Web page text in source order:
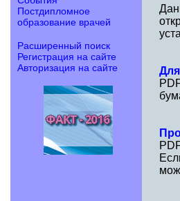
Постдипломное
образование врачей
Расширенный поиск
Регистрация на сайте
Авторизация на сайте